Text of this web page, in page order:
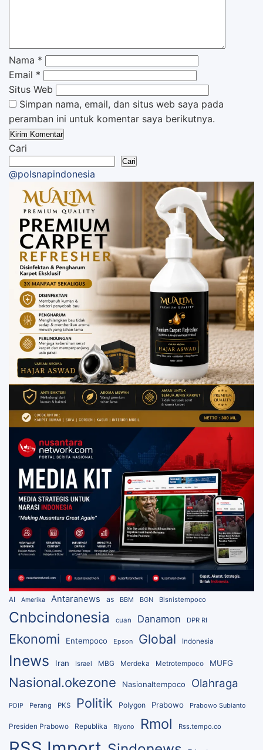
Nama *
Email *
Situs Web
Simpan nama, email, dan situs web saya pada
peramban ini untuk komentar saya berikutnya.
Cari
Cari
@polsnapindonesia
AI Amerika Antaranews as BBM BGN Bisnistempoco
Cnbcindonesia cuan Danamon DPR RI
Ekonomi Entempoco Epson Global Indonesia
Inews Iran Israel MBG Merdeka Metrotempoco MUFG
Nasional.okezone Nasionaltempoco Olahraga
PDIP Perang PKS Politik Polygon Prabowo Prabowo Subianto
Presiden Prabowo Republika Riyono Rmol Rss.tempo.co